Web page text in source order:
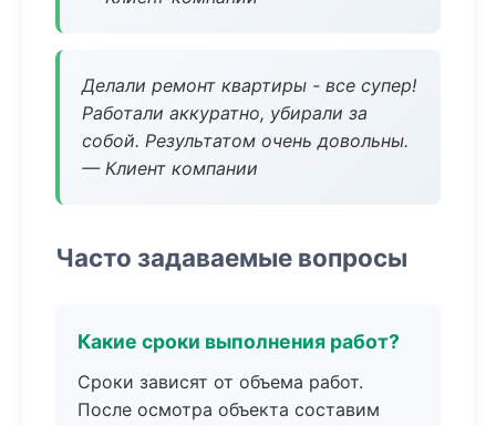
Делали ремонт квартиры - все супер!
Работали аккуратно, убирали за
собой. Результатом очень довольны.
— Клиент компании
Часто задаваемые вопросы
Какие сроки выполнения работ?
Сроки зависят от объема работ.
После осмотра объекта составим